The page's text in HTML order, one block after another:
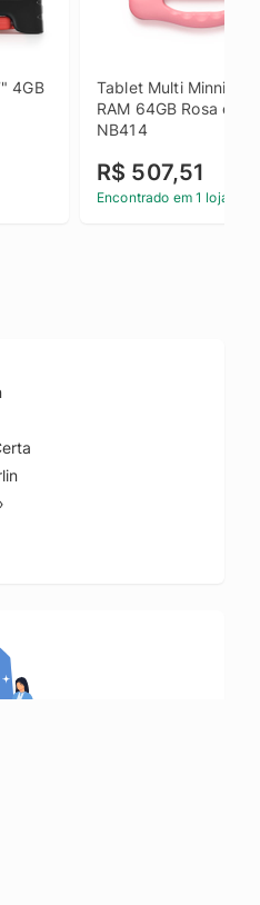
4GB
Tablet Multi Minnie 7"
RAM 64GB Rosa e
NB414
R$ 507,51
Encontrado em 1 loja